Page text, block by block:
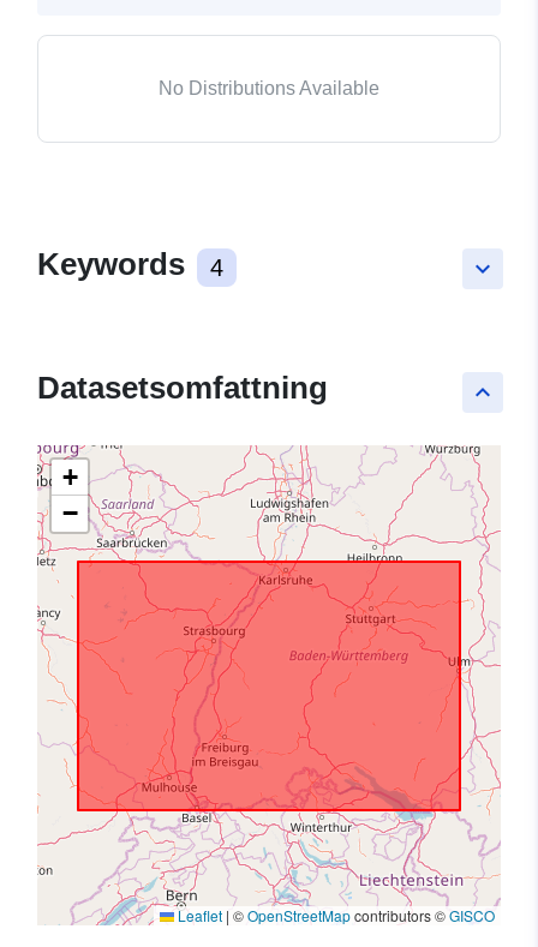
No Distributions Available
keyboard_arrow_down
Keywords 4
keyboard_arrow_up
Datasetsomfattning
+
−
Leaflet | ©OpenStreetMapcontributors ©GISCO